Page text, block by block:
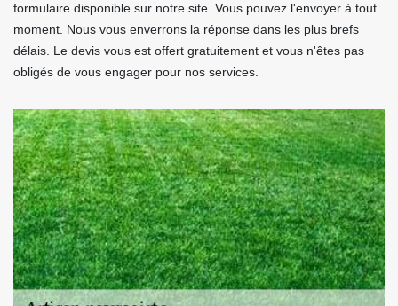
formulaire disponible sur notre site. Vous pouvez l'envoyer à tout
moment. Nous vous enverrons la réponse dans les plus brefs
délais. Le devis vous est offert gratuitement et vous n'êtes pas
obligés de vous engager pour nos services.